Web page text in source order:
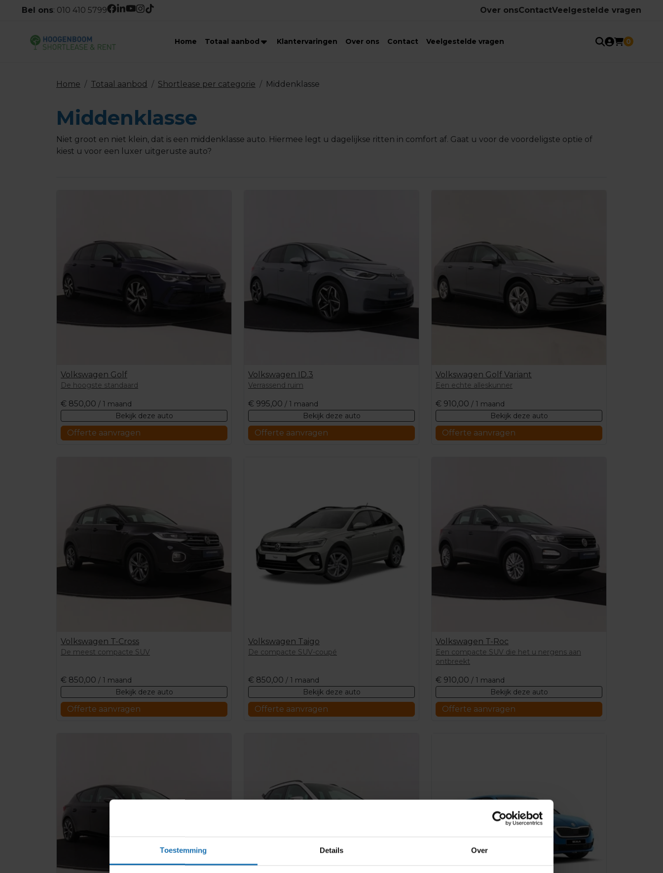
Toestemming Details Over
Bel ons: 010 410 5799 Over onsContactVeelgestelde vragen
0
Home Totaal aanbod Klantervaringen Over ons Contact Veelgestelde vragen
Home Totaal aanbod Shortlease per categorie Middenklasse
Middenklasse
Niet groot en niet klein, dat is een middenklasse auto. Hiermee legt u dagelijkse ritten in comfort af. Gaat u voor de voordeligste optie of
kiest u voor een luxer uitgeruste auto?
Volkswagen Golf
De hoogste standaard
€ 850,00 / 1 maand
Bekijk deze auto
Offerte aanvragen
Volkswagen ID.3
Verrassend ruim
€ 995,00 / 1 maand
Bekijk deze auto
Offerte aanvragen
Volkswagen Golf Variant
Een echte alleskunner
€ 910,00 / 1 maand
Bekijk deze auto
Offerte aanvragen
Volkswagen T-Cross
De meest compacte SUV
€ 850,00 / 1 maand
Bekijk deze auto
Offerte aanvragen
Volkswagen Taigo
De compacte SUV-coupé
€ 850,00 / 1 maand
Bekijk deze auto
Offerte aanvragen
Volkswagen T-Roc
Een compacte SUV die het u nergens aan
ontbreekt
€ 910,00 / 1 maand
Bekijk deze auto
Offerte aanvragen